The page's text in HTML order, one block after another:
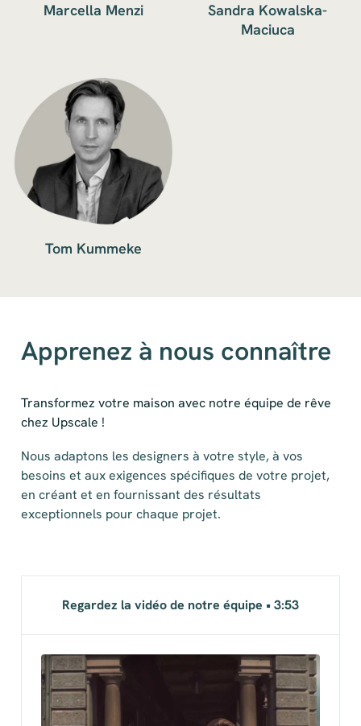
Marcella Menzi
Sandra Kowalska-
Maciuca
Tom Kummeke
Apprenez à nous connaître
Transformez votre maison avec notre équipe de rêve
chez Upscale !
Nous adaptons les designers à votre style, à vos
besoins et aux exigences spécifiques de votre projet,
en créant et en fournissant des résultats
exceptionnels pour chaque projet.
Regardez la vidéo de notre équipe • 3:53